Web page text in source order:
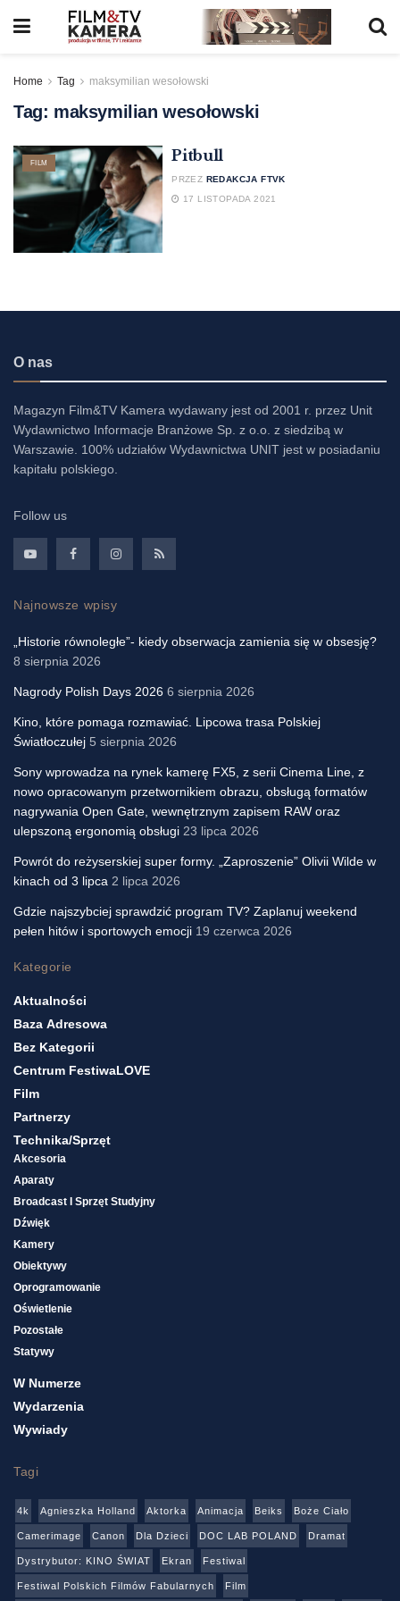
Home Tag maksymilian wesołowski
Tag: maksymilian wesołowski
FILM Pitbull
PRZEZ REDAKCJA FTVK
17 LISTOPADA 2021
O nas
Magazyn Film&TV Kamera wydawany jest od 2001 r. przez Unit
Wydawnictwo Informacje Branżowe Sp. z o.o. z siedzibą w
Warszawie. 100% udziałów Wydawnictwa UNIT jest w posiadaniu
kapitału polskiego.
Follow us
Najnowsze wpisy
„Historie równoległe”- kiedy obserwacja zamienia się w obsesję?
8 sierpnia 2026
Nagrody Polish Days 2026 6 sierpnia 2026
Kino, które pomaga rozmawiać. Lipcowa trasa Polskiej
Światłoczułej 5 sierpnia 2026
Sony wprowadza na rynek kamerę FX5, z serii Cinema Line, z
nowo opracowanym przetwornikiem obrazu, obsługą formatów
nagrywania Open Gate, wewnętrznym zapisem RAW oraz
ulepszoną ergonomią obsługi 23 lipca 2026
Powrót do reżyserskiej super formy. „Zaproszenie” Olivii Wilde w
kinach od 3 lipca 2 lipca 2026
Gdzie najszybciej sprawdzić program TV? Zaplanuj weekend
pełen hitów i sportowych emocji 19 czerwca 2026
Kategorie
Aktualności
Baza Adresowa
Bez Kategorii
Centrum FestiwaLOVE
Film
Partnerzy
Technika/sprzęt
Akcesoria
Aparaty
Broadcast I Sprzęt Studyjny
Dźwięk
Kamery
Obiektywy
Oprogramowanie
Oświetlenie
Pozostałe
Statywy
W Numerze
Wydarzenia
Wywiady
Tagi
4k Agnieszka Holland Aktorka Animacja Beiks Boże Ciało
Camerimage Canon Dla Dzieci DOC LAB POLAND Dramat
Dystrybutor: KINO ŚWIAT Ekran Festiwal
Festiwal Polskich Filmów Fabularnych Film